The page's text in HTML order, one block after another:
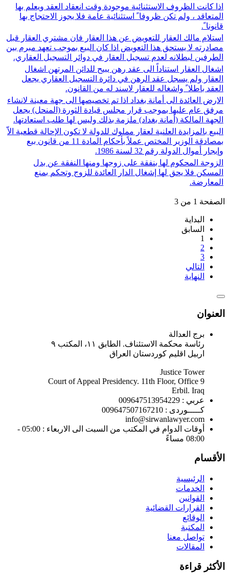
اذا كانت الظروف الاستثنائية موجودة وقت انعقاد العقد ويعلم بها
المتعاقد ، ولم تكن ظروفا ً استثنائية عامة فلا يجوز الاحتجاج بها
قانونا ً.
استلام مالك العقار للتعويض عن هذا العقار فان مشتري العقار قبل
مصادرته لا يستحق هذا التعويض اذا كان البيع بموجب تعهد مبرم بين
الطرفين لبطلانه لعدم تسجيل العقار في دوائر التسجيل العقاري.
اشغال العقار استناداً الى عقد رهن يبيح للدائن المرتهن اشغال
العقار ولم يسجل عقد الرهن في دائرة التسجيل العقاري يجعل
العقد باطلا ً واشغاله للعقار لاسند له من القانون.
الارض العائدة الى أمانة بغداد اذا تم تخصيصها الى جهة معينة لانشاء
مرفق عام عليها بموجب قرار مجلس قيادة الثورة (المنحل) يجعل
الجهة المالكة (أمانة بغداد) ملزمة بذلك وليس لها طلب استعادتها.
البيع بالمزايدة العلنية لعقار مملوك للدولة لا تكون الإحالة قطعية الاّ
بمصادقة الوزير المختص عملاً بأحكام المادة 11 من قانون بيع
وإيجار أموال الدولة رقم 32 لسنة 1986.
الزوجة المحكوم لها بنفقة على زوجها ومنها النفقة عن بدل
المسكن فلا يحق لها إشغال الدار العائدة للزوج وتحكم بمنع
المعارضة.
الصفحة 1 من 3
البداية
السابق
1
2
3
التالي
النهاية
العنوان
برج العدالة
رئاسة محكمة الاستئناف. الطابق ١١، المكتب ٩
اربيل اقليم كوردستان العراق
Justice Tower
Court of Appeal Presidency. 11th Floor, Office 9
Erbil. Iraq
عربي : 009647513954229
كـــــوردى : 009647507167210
info@sirwanlawyer.com
أوقات الدوام في المكتب من السبت الى الاربعاء : 05:00 -
08:00 مساءً
الأقسام
الرئيسية
الخدمات
القوانين
القرارات القضائية
الوقائع
المكتبة
تواصل معنا
المقالات
الأكثر قراءة